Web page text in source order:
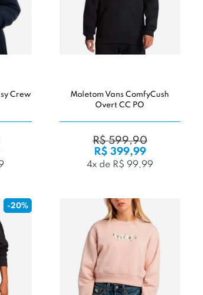
Crew
Moletom Vans ComfyCush
Overt CC PO
R$ 599,90
R$ 399,99
4x de R$ 99,99
-20%